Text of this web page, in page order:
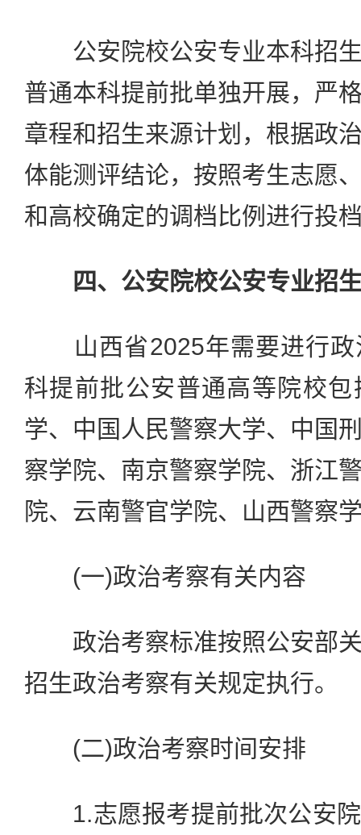
公安院校公安专业本科招生
普通本科提前批单独开展，严
章程和招生来源计划，根据政
体能测评结论，按照考生志愿
和高校确定的调档比例进行投
四、公安院校公安专业招
山西省2025年需要进行政
科提前批公安普通高等院校
学、中国人民警察大学、中国
察学院、南京警察学院、浙江
院、云南警官学院、山西警察
(一)政治考察有关内容
政治考察标准按照公安部关
招生政治考察有关规定执行。
(二)政治考察时间安排
1.志愿报考提前批次公安院